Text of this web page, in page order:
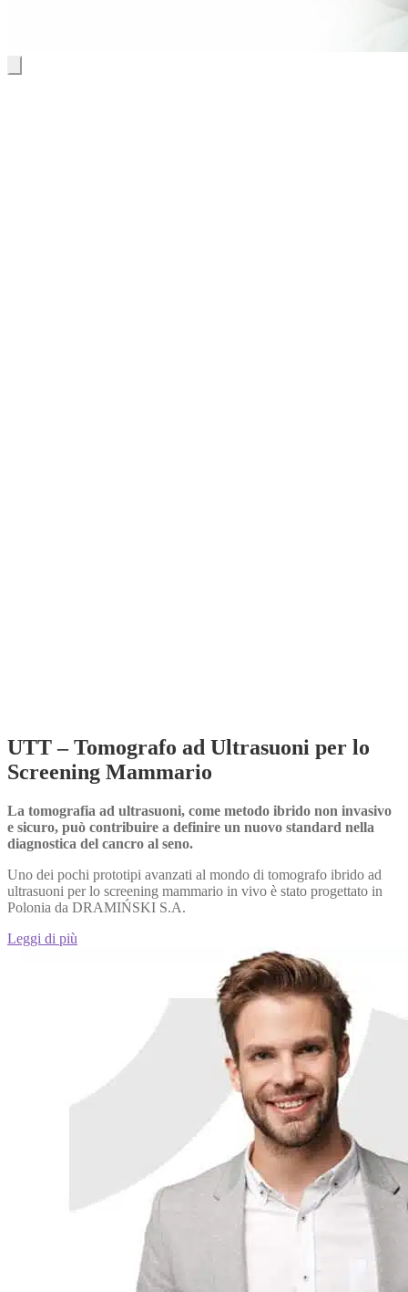
UTT – Tomografo ad Ultrasuoni per lo
Screening Mammario
La tomografia ad ultrasuoni, come metodo ibrido non invasivo
e sicuro, può contribuire a definire un nuovo standard nella
diagnostica del cancro al seno.
Uno dei pochi prototipi avanzati al mondo di tomografo ibrido ad
ultrasuoni per lo screening mammario in vivo è stato progettato in
Polonia da DRAMIŃSKI S.A.
Leggi di più